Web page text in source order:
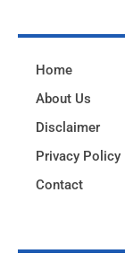
Home
About Us
Disclaimer
Privacy Policy
Contact